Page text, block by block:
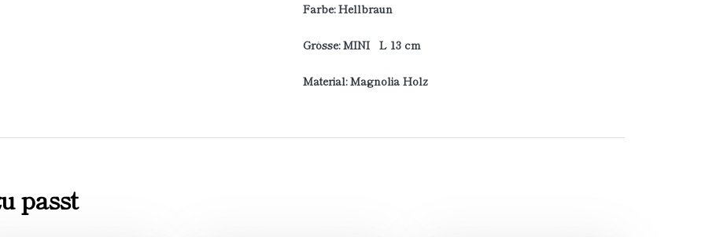
Farbe: Hellbraun
Grösse: MINI L 13 cm
Material: Magnolia Holz
passt